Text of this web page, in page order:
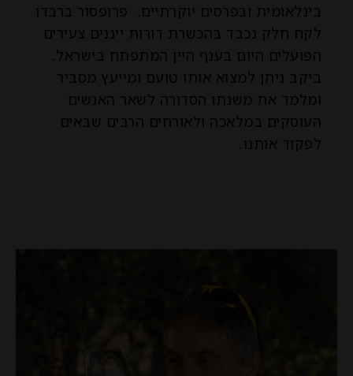
בינלאומית ובפרסים יוקרתיים. פרופסור ברבדו
לקח חלק נכבד בהכשרת דורות ייננים צעירים
הפועלים היום בענף היין המתפתח בישראל.
ביקב ניתן למצוא אותו טועם ומייעץ מסביר
ומלמד את משנתו הסדורה לשאר האנשים
העוסקים במלאכה ולאורחים הרבים שבאים
לפקוד אותנו.